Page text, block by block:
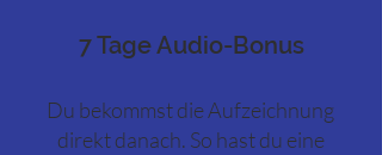
7 Tage Audio-Bonus
Du bekommst die Aufzeichnung
direkt danach. So hast du eine